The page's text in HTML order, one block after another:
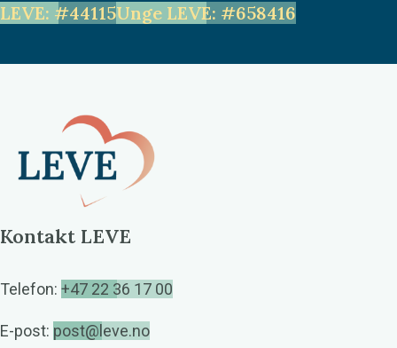
LEVE: #44115Unge LEVE: #658416
Kontakt LEVE
Telefon: +47 22 36 17 00
E-post: post@leve.no